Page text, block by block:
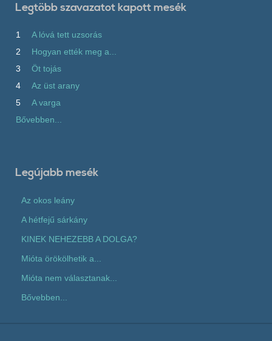
Legtöbb szavazatot kapott mesék
1
A lóvá tett uzsorás
2
Hogyan ették meg a...
3
Öt tojás
4
Az üst arany
5
A varga
Bővebben...
Legújabb mesék
Az okos leány
A hétfejű sárkány
KINEK NEHEZEBB A DOLGA?
Mióta örökölhetik a...
Mióta nem választanak...
Bővebben...